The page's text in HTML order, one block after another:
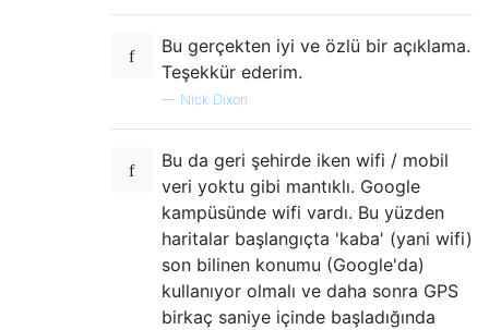
Bu gerçekten iyi ve özlü bir açıklama.
Teşekkür ederim.
— Nick Dixon
Bu da geri şehirde iken wifi / mobil
veri yoktu gibi mantıklı. Google
kampüsünde wifi vardı. Bu yüzden
haritalar başlangıçta 'kaba' (yani wifi)
son bilinen konumu (Google'da)
kullanıyor olmalı ve daha sonra GPS
birkaç saniye içinde başladığında